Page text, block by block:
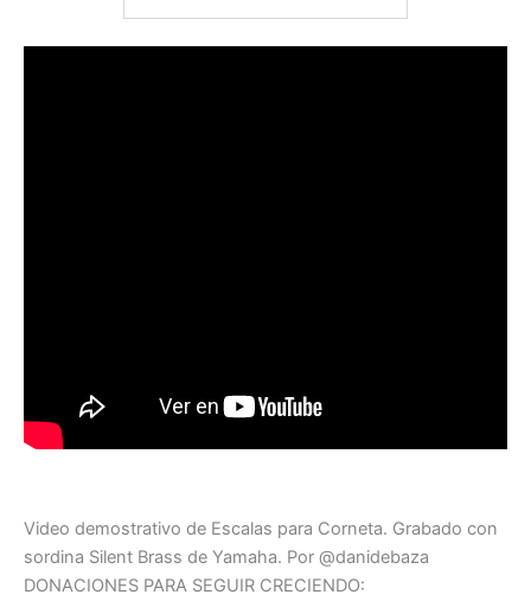
Video demostrativo de Escalas para Corneta. Grabado con
sordina Silent Brass de Yamaha. Por @danidebaza
DONACIONES PARA SEGUIR CRECIENDO: